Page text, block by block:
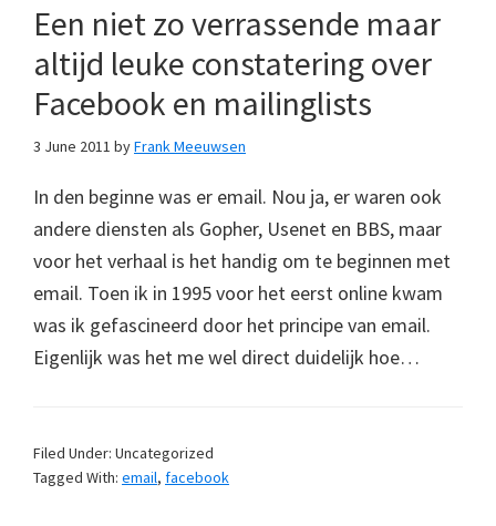
Een niet zo verrassende maar
altijd leuke constatering over
Facebook en mailinglists
3 June 2011 byFrank Meeuwsen
In den beginne was er email. Nou ja, er waren ook
andere diensten als Gopher, Usenet en BBS, maar
voor het verhaal is het handig om te beginnen met
email. Toen ik in 1995 voor het eerst online kwam
was ik gefascineerd door het principe van email.
Eigenlijk was het me wel direct duidelijk hoe…
Filed Under: Uncategorized
Tagged With: email, facebook